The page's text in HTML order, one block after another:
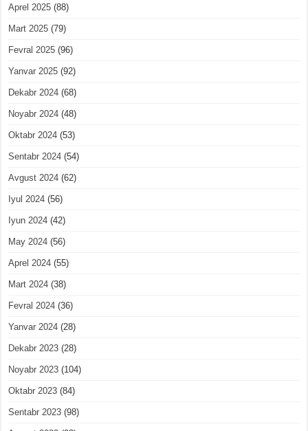
Aprel 2025 (88)
Mart 2025 (79)
Fevral 2025 (96)
Yanvar 2025 (92)
Dekabr 2024 (68)
Noyabr 2024 (48)
Oktabr 2024 (53)
Sentabr 2024 (54)
Avgust 2024 (62)
Iyul 2024 (56)
Iyun 2024 (42)
May 2024 (56)
Aprel 2024 (55)
Mart 2024 (38)
Fevral 2024 (36)
Yanvar 2024 (28)
Dekabr 2023 (28)
Noyabr 2023 (104)
Oktabr 2023 (84)
Sentabr 2023 (98)